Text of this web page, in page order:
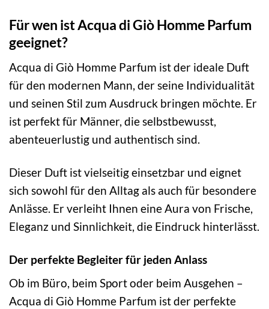
Für wen ist Acqua di Giò Homme Parfum
geeignet?
Acqua di Giò Homme Parfum ist der ideale Duft
für den modernen Mann, der seine Individualität
und seinen Stil zum Ausdruck bringen möchte. Er
ist perfekt für Männer, die selbstbewusst,
abenteuerlustig und authentisch sind.
Dieser Duft ist vielseitig einsetzbar und eignet
sich sowohl für den Alltag als auch für besondere
Anlässe. Er verleiht Ihnen eine Aura von Frische,
Eleganz und Sinnlichkeit, die Eindruck hinterlässt.
Der perfekte Begleiter für jeden Anlass
Ob im Büro, beim Sport oder beim Ausgehen –
Acqua di Giò Homme Parfum ist der perfekte